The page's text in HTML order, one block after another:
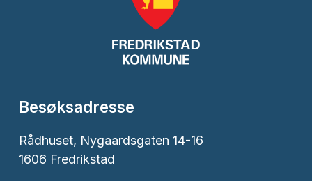
Besøksadresse
Rådhuset, Nygaardsgaten 14-16
1606 Fredrikstad